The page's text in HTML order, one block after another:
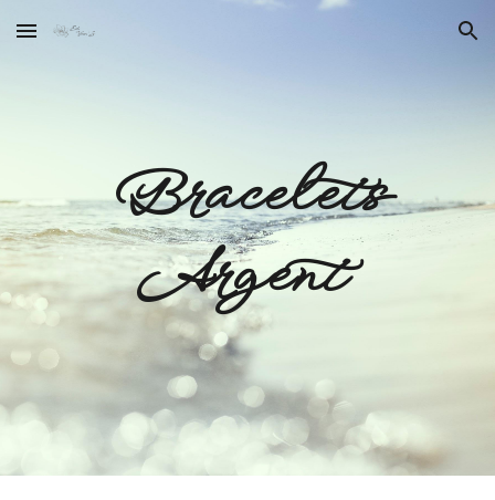
Skip to main content Skip to navigation
Bracelets
Argent